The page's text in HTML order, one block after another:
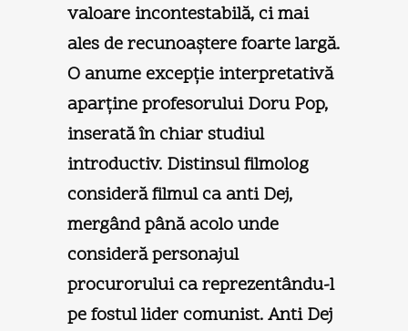
valoare incontestabilă, ci mai
ales de recunoaştere foarte largă.
O anume excepție interpretativă
aparține profesorului Doru Pop,
inserată în chiar studiul
introductiv. Distinsul filmolog
consideră filmul ca anti Dej,
mergând până acolo unde
consideră personajul
procurorului ca reprezentându-l
pe fostul lider comunist. Anti Dej